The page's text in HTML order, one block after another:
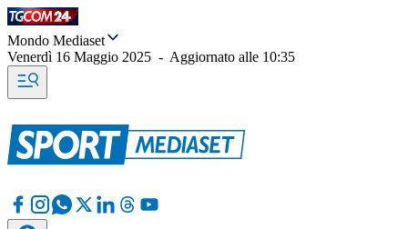
Mondo Mediaset
Venerdì 16 Maggio 2025 - Aggiornato alle 10:35